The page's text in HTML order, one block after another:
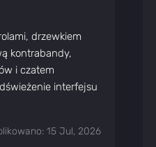
drzewkiem
kontrabandy,
i czatem
interfejsu
15 Jul, 2026